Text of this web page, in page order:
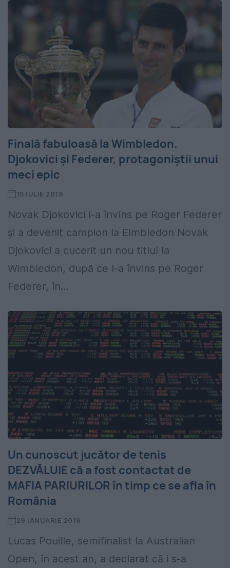
Finală fabuloasă la Wimbledon.
Djokovici și Federer, protagoniștii unui
meci epic
15 IULIE 2019
Novak Djokovici l-a învins pe Roger Federer
și a devenit campion la EImbledon Novak
Djokovici a cucerit un nou titlul la
Wimbledon, după ce l-a învins pe Roger
Federer, în...
Un cunoscut jucător de tenis
DEZVĂLUIE că a fost contactat de
MAFIA PARIURILOR în timp ce se afla în
România
29 IANUARIE 2019
Lucas Pouille, semifinalist la Australian
Open, în acest an, a declarat că i s-a